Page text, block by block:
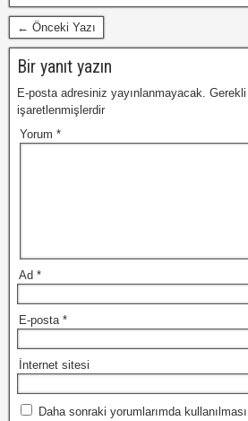
← Önceki Yazı
Bir yanıt yazın
E-posta adresiniz yayınlanmayacak.
işaretlenmişlerdir
Yorum *
Ad *
E-posta *
İnternet sitesi
Daha sonraki yorumlarımda